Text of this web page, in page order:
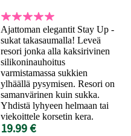
Ajattoman elegantit Stay Up -
sukat takasaumalla! Leveä
resori jonka alla kaksirivinen
silikoninauhoitus
varmistamassa sukkien
ylhäällä pysymisen. Resori on
samanvärinen kuin sukka.
Yhdistä lyhyeen helmaan tai
viekoittele korsetin kera.
19.99 €